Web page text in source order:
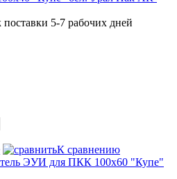
поставки 5-7 рабочих дней
К сравнению